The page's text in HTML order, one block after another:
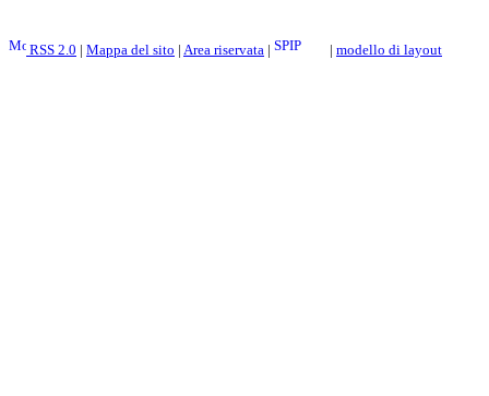
RSS 2.0 | Mappa del sito | Area riservata | | modello di layout